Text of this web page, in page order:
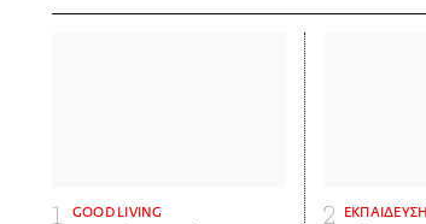
GOOD LIVING ΕΚΠΑΙΔΕΥΣΗ